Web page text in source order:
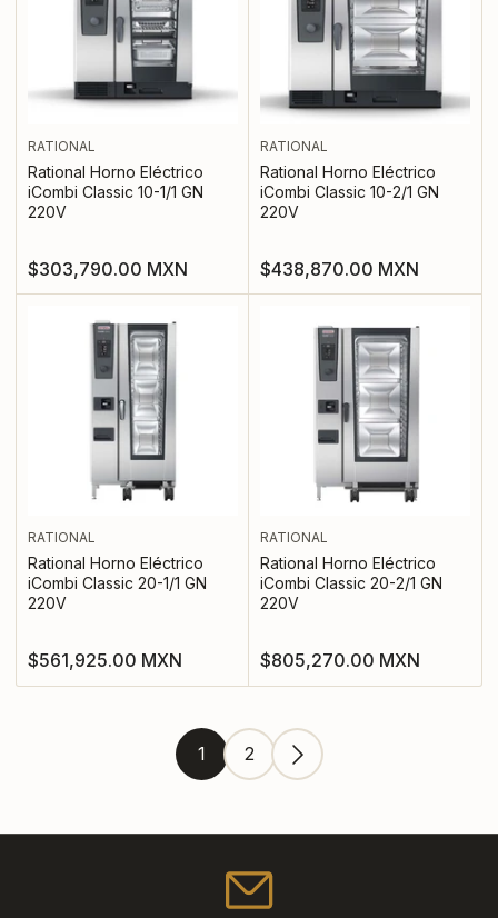
RATIONAL
Rational Horno Eléctrico
iCombi Classic 10-1/1 GN
220V
Precio
regular
$303,790.00 MXN
RATIONAL
Rational Horno Eléctrico
iCombi Classic 10-2/1 GN
220V
Precio
regular
$438,870.00 MXN
RATIONAL
Rational Horno Eléctrico
iCombi Classic 20-1/1 GN
220V
Precio
regular
$561,925.00 MXN
RATIONAL
Rational Horno Eléctrico
iCombi Classic 20-2/1 GN
220V
Precio
regular
$805,270.00 MXN
1 2